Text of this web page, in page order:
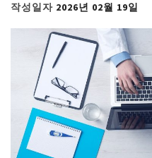
작성일자 2026년 02월 19일